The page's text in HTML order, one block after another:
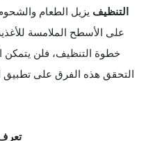
التنظيف يزيل الطعام
على الأسطح الملامسة
خطوة التنظيف، فلن يتمكن
التحقق هذه الفرق على تطبيق
1.